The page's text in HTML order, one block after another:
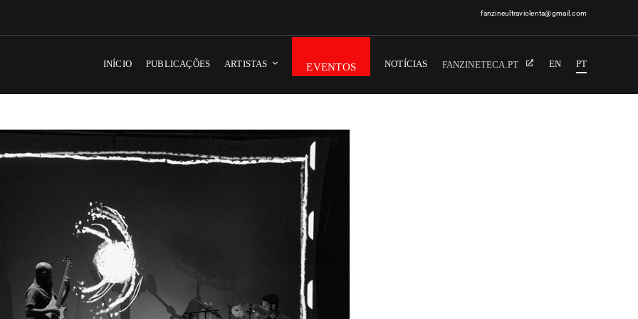
fanzineultraviolenta@gmail.com
INÍCIO PUBLICAÇÕES ARTISTAS EVENTOS NOTÍCIAS FANZINETECA.PT EN PT